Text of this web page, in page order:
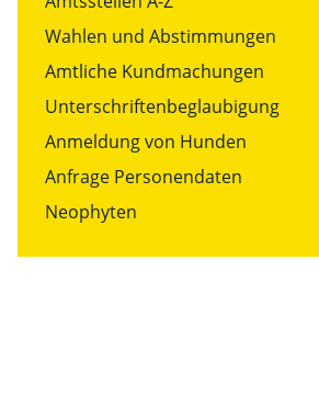
Wahlen und Abstimmungen
Amtliche Kundmachungen
Unterschriftenbeglaubigung
Anmeldung von Hunden
Anfrage Personendaten
Neophyten